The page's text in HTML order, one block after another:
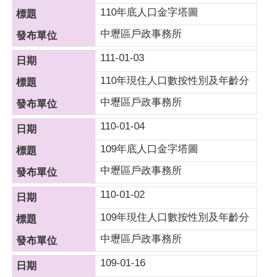
110年底人口金字塔圖
中壢區戶政事務所
111-01-03
110年現住人口數按性別及年齡分
中壢區戶政事務所
110-01-04
109年底人口金字塔圖
中壢區戶政事務所
110-01-02
109年現住人口數按性別及年齡分
中壢區戶政事務所
109-01-16